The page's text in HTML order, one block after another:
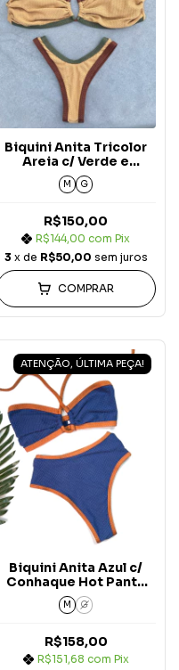
Biquini Anita Tricolor
Areia c/ Verde e
Marrom Asa Delta
Carmel
M G
R$150,00
R$144,00com Pix
3 x de R$50,00 sem juros
COMPRAR
ATENÇÃO, ÚLTIMA PEÇA!
Biquini Anita Azul c/
Conhaque Hot Pants
Carmel Bicolor
M G
R$158,00
R$151,68 com Pix